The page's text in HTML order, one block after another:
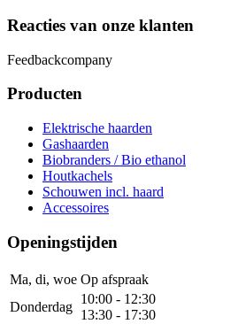
Reacties van onze klanten
Feedbackcompany
Producten
Elektrische haarden
Gashaarden
Biobranders / Bio ethanol
Houtkachels
Schouwen incl. haard
Accessoires
Openingstijden
Ma, di, woe Op afspraak
Donderdag
10:00 - 12:30
13:30 - 17:30